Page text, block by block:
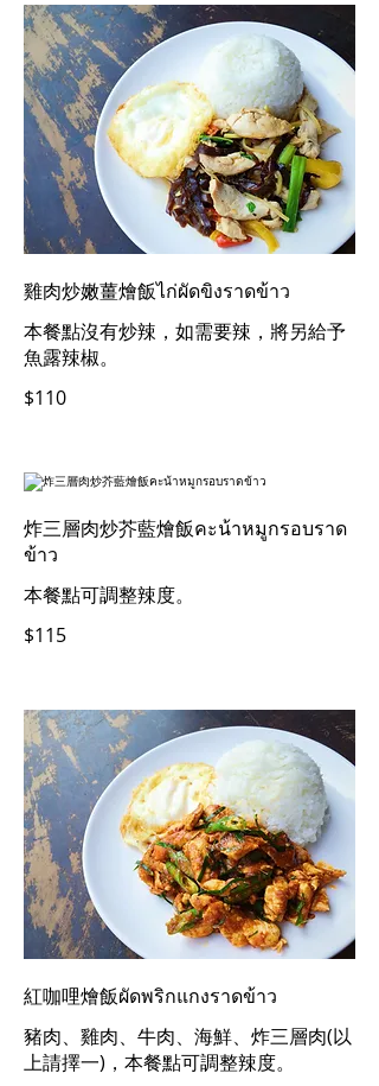
雞肉炒嫩薑燴飯ไก่ผัดขิงราดข้าว
本餐點沒有炒辣，如需要辣，將另給予
魚露辣椒。
$110
炸三層肉炒芥藍燴飯คะน้าหมูกรอบราด
ข้าว
本餐點可調整辣度。
$115
紅咖哩燴飯ผัดพริกแกงราดข้าว
豬肉、雞肉、牛肉、海鮮、炸三層肉(以
上請擇一)，本餐點可調整辣度。